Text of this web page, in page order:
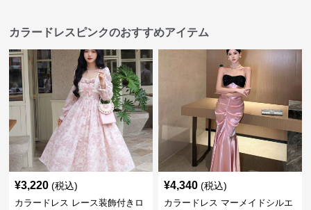
カラードレスピンクのおすすめアイテム
¥3,220 (税込)
カラードレス レース装飾付きロ
¥4,340 (税込)
カラードレス マーメイドシルエ